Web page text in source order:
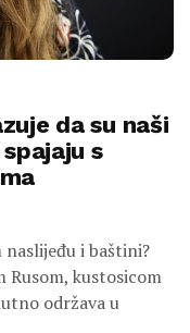
da su naši
s
i baštini?
kustosicom
održava u